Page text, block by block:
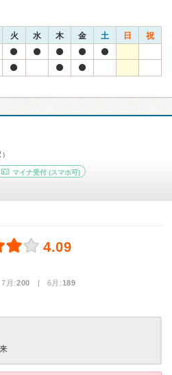
火 水 木 金 土 日 祝
マイナ受付 (スマホ可)
4.09
月:200 | 6月:189